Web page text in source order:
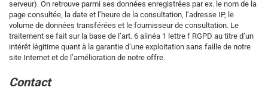
serveur). On retrouve parmi ses données enregistrées par ex. le nom de la
page consultée, la date et l’heure de la consultation, l’adresse IP, le
volume de données transférées et le fournisseur de consultation. Le
traitement se fait sur la base de l’art. 6 alinéa 1 lettre f RGPD au titre d’un
intérêt légitime quant à la garantie d’une exploitation sans faille de notre
site Internet et de l’amélioration de notre offre.
Contact